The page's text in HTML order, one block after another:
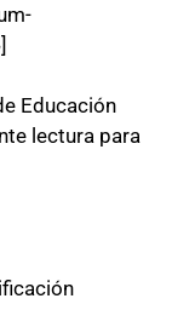
Educación
lectura para